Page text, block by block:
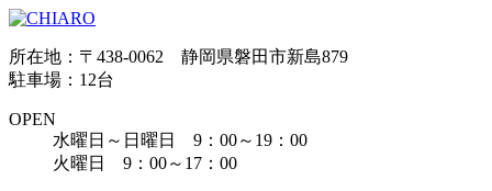
所在地：〒438-0062 静岡県磐田市新島879
駐車場：12台
OPEN
水曜日～日曜日 9：00～19：00
火曜日 9：00～17：00